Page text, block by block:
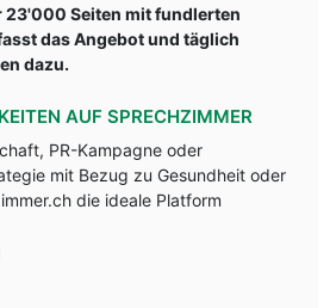
23'000 Seiten mit fundlerten
das Angebot und täglich
dazu.
AUF SPRECHZIMMER
PR-Kampagne oder
mit Bezug zu Gesundheit oder
die ideale Platform